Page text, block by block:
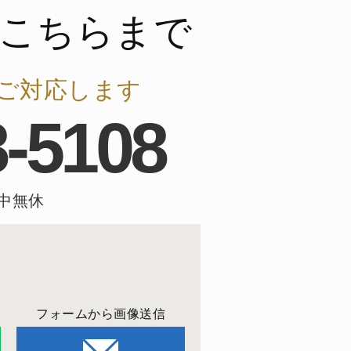
ちらまで
対応します
5108
無休
フォームから画像送信